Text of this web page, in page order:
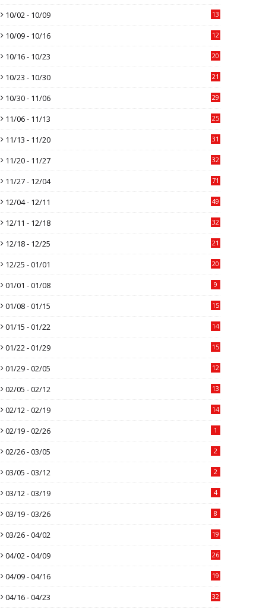
10/02 - 10/09 13
10/09 - 10/16 12
10/16 - 10/23 20
10/23 - 10/30 21
10/30 - 11/06 29
11/06 - 11/13 25
11/13 - 11/20 31
11/20 - 11/27 32
11/27 - 12/04 71
12/04 - 12/11 49
12/11 - 12/18 32
12/18 - 12/25 21
12/25 - 01/01 20
01/01 - 01/08 9
01/08 - 01/15 15
01/15 - 01/22 14
01/22 - 01/29 15
01/29 - 02/05 12
02/05 - 02/12 13
02/12 - 02/19 14
02/19 - 02/26 1
02/26 - 03/05 2
03/05 - 03/12 2
03/12 - 03/19 4
03/19 - 03/26 8
03/26 - 04/02 19
04/02 - 04/09 26
04/09 - 04/16 19
04/16 - 04/23 32